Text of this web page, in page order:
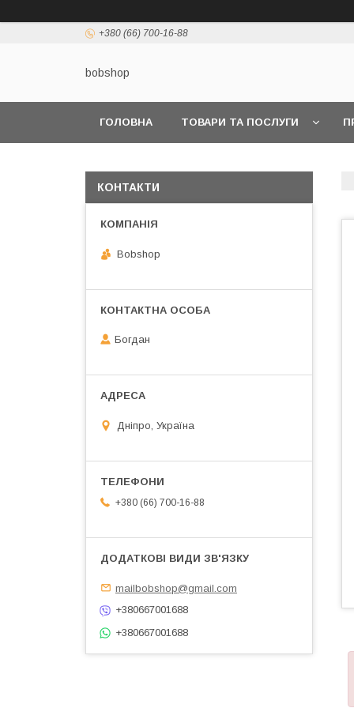
+380 (66) 700-16-88
bobshop
ГОЛОВНА ТОВАРИ ТА ПОСЛУГИ
КОНТАКТИ
Bobshop
Богдан
Дніпро, Україна
+380 (66) 700-16-88
mailbobshop@gmail.com
+380667001688
+380667001688